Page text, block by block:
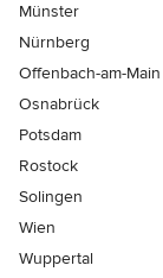
Münster
Nürnberg
Offenbach-am-Main
Osnabrück
Potsdam
Rostock
Solingen
Wien
Wuppertal